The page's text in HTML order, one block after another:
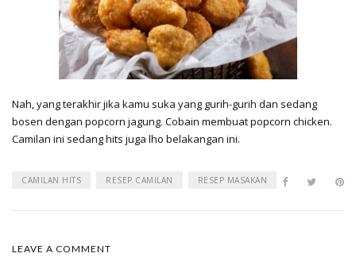
Nah, yang terakhir jika kamu suka yang gurih-gurih dan sedang
bosen dengan popcorn jagung. Cobain membuat popcorn chicken.
Camilan ini sedang hits juga lho belakangan ini.
CAMILAN HITS RESEP CAMILAN RESEP MASAKAN
LEAVE A COMMENT